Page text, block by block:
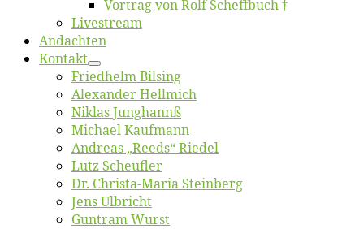
Vor­trag von Rolf Scheffbuch †
Live­stream
An­dach­ten
Kon­takt
Fried­helm Bilsing
Alex­an­der Hellmich
Ni­klas Junghannß
Mi­cha­el Kaufmann
An­dre­as „Reeds“ Riedel
Lutz Scheuf­ler
Dr. Chris­­ta-Ma­ria Steinberg
Jens Ulb­richt
Gun­tram Wurst